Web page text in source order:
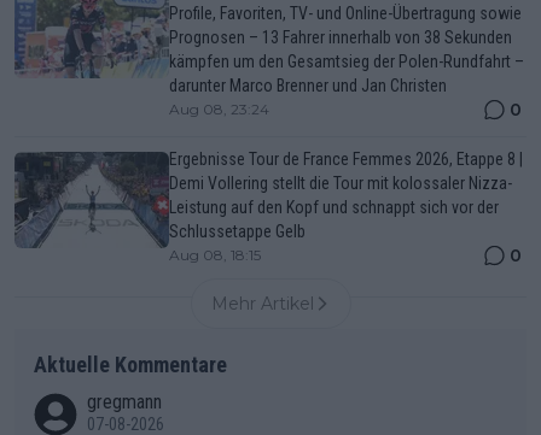
Profile, Favoriten, TV- und Online-Übertragung sowie
Prognosen – 13 Fahrer innerhalb von 38 Sekunden
kämpfen um den Gesamtsieg der Polen-Rundfahrt –
darunter Marco Brenner und Jan Christen
Aug 08, 23:24 0
Ergebnisse Tour de France Femmes 2026, Etappe 8 |
Demi Vollering stellt die Tour mit kolossaler Nizza-
Leistung auf den Kopf und schnappt sich vor der
Schlussetappe Gelb
Aug 08, 18:15 0
Mehr Artikel
Aktuelle Kommentare
gregmann
07-08-2026